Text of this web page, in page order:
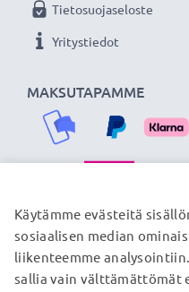
MAKSUTAPAMME
Tietosuojaseloste
Yritystiedot
© subtel.fi 2026
Käytämme evästeitä
sosiaalisen median
liikenteemme
sallia vain välttämättömät